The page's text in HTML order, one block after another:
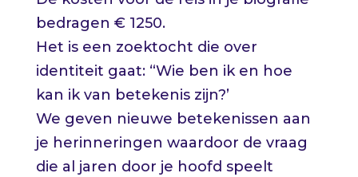
bedragen € 1250.
Het is een zoektocht die over
identiteit gaat: “Wie ben ik en hoe
kan ik van betekenis zijn?’
We geven nieuwe betekenissen aan
je herinneringen waardoor de vraag
die al jaren door je hoofd speelt